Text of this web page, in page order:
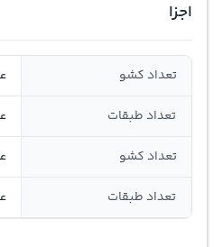
اجزا
تعداد کشو
تعداد طبقات
تعداد کشو
تعداد طبقات